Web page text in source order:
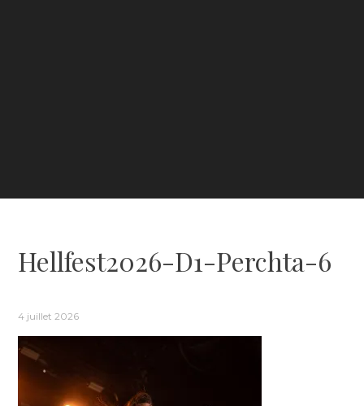
Hellfest2026-D1-Perchta-6
4 juillet 2026